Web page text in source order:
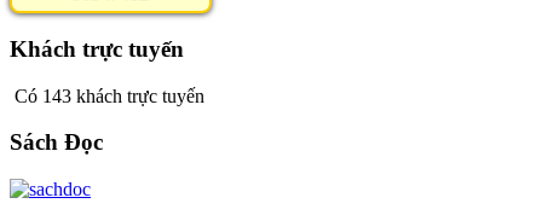
Khách trực tuyến
Có 143 khách trực tuyến
Sách Đọc